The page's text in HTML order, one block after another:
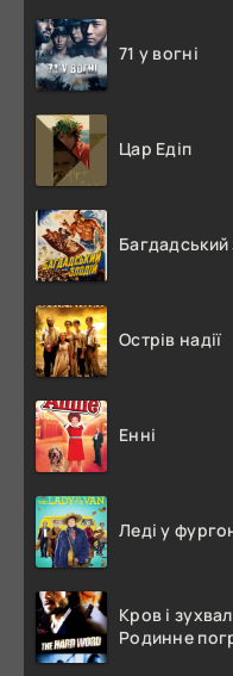
71 у вогні
Цар Едіп
Багдадський
Острів надії
Енні
Леді у
Кров і
Родинне